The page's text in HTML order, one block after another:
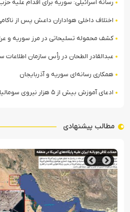
رسانه اسرائیلی: سوریه برای اقدام علیه
اختلاف داخلی هواداران داعش پس از
کشف محموله تسلیحاتی در مرز سوریه و
عبدالقادر الطحان در رأس سازمان اطلاعات سوریه؛
همکاری رسانه‌ای سوریه و آذربایجان
ادعای آموزش بیش از ۵ هزار نیروی سومالیایی با نظارت عربستان
مطالب پیشنهادی